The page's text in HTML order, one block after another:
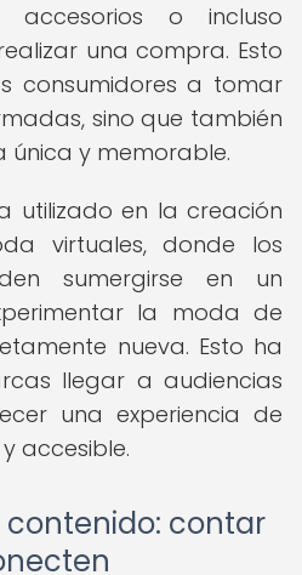
accesorios o incluso
una compra. Esto
consumidores a tomar
sino que también
única y memorable.
utilizado en la creación
virtuales, donde los
sumergirse en un
la moda de
nueva. Esto ha
llegar a audiencias
una experiencia de
accesible.
contenido: contar